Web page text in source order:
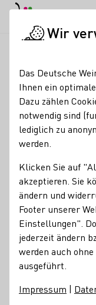
Horst
Perlwein / Secco
Mitgliedschaften
VDP - Verband
Kontakt
Horst Sauer
97332 Volkach
Deutschland
Facebook
E-
Wir
Das Deutsche
Ihnen ein
Dazu zählen
notwendig sind
lediglich zu
werden.
Klicken Sie auf
akzeptieren. Sie
ändern und
Footer unserer
Einstellungen".
jederzeit ändern
werden auch
ausgeführt.
Impressum |